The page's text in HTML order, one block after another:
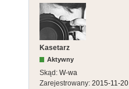
Kasetarz
Aktywny
Skąd: W-wa
Zarejestrowany: 2015-11-20